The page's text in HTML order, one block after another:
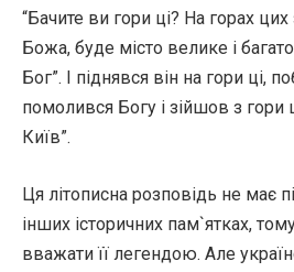
“Бачите ви гори ці? На горах цих
Божа, буде місто велике і
Бог”. І піднявся він на гори ці,
помолився Богу і зійшов з гори
Київ”.
Ця літописна розповідь не має
інших історичних пам`ятках,
вважати її легендою. Але